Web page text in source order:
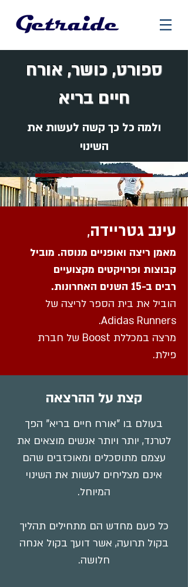
ספורט, כושר, אורח
חיים בריא
ולמה כל כך קשה לעשות את
השינוי
לפרטים 050-3258885
עינב גטריידה,
מאמן ריצה ואופניים מנוסה. מוביל
קבוצות ופרויקטים מקצועיים
רבים ב-15 השנים האחרונות.
הוביל את בית הספר לריצה של
Adidas Runners.
מרצה במכללת Boost של חברת
פילת.
קצת על ההרצאה
בעולם בו "אורח חיים בריא" הפך
לטרנד, יותר ויותר אנשים מוצאים את
עצמם מתוסכלים ומאוכזבים שהם
אינם מצליחים לעשות את השינוי
המיוחל.
כל פעם מחדש הם מתחילים תהליך
בקול תרועה, אשר דועך בקול אנחה
חלושה.